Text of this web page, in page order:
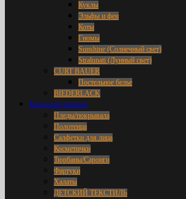
Куклы
Эльфы и феи
Коты
Гномы
Sunshine (Солнечный свет)
Stralunati (Лунный свет)
CURT BAUER
Постельное белье
BIEDERLACK
Категории товаров
Пледы/покрывала
Полотенца
Салфетки для лица
Косметички
Тюрбаны/Саронги
Фартуки
Халаты
ДЕТСКИЙ ТЕКСТИЛЬ